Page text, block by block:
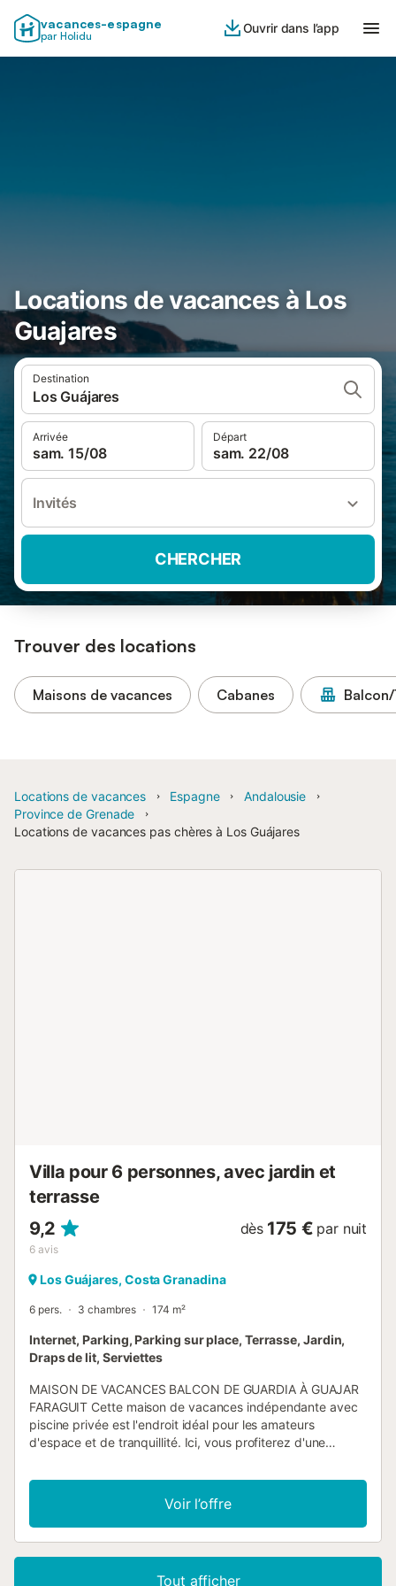
vacances-espagne
par Holidu
Ouvrir dans l’app
Locations de vacances à Los
Guajares
Destination
Los Guájares
Arrivée
sam. 15/08
Départ
sam. 22/08
Invités
CHERCHER
Trouver des locations
Maisons de vacances Cabanes
Locations de vacances Espagne
Andalousie
Province de Grenade
Locations de vacances pas chères à Los Guájares
Villa pour 6 personnes, avec jardin et
terrasse
9,2
6 avis
dès 175 € par nuit
Los Guájares, Costa Granadina
6 pers. 3 chambres 174 m²
Internet, Parking, Parking sur place, Terrasse, Jardin,
Draps de lit, Serviettes
MAISON DE VACANCES BALCON DE GUARDIA À GUAJAR
FARAGUIT Cette maison de vacances indépendante avec
piscine privée est l'endroit idéal pour les amateurs
d'espace et de tranquillité. Ici, vous profiterez d'une
de magnifiques vues sur la mer, les montagnes et la vallée.
Des espaces lounge et coin salon confortables sont
aménagés partout. Vous trouverez une terrasse lounge
couverte, une véranda spacieuse et couverte avec un coin
Voir l’offre
Tout afficher